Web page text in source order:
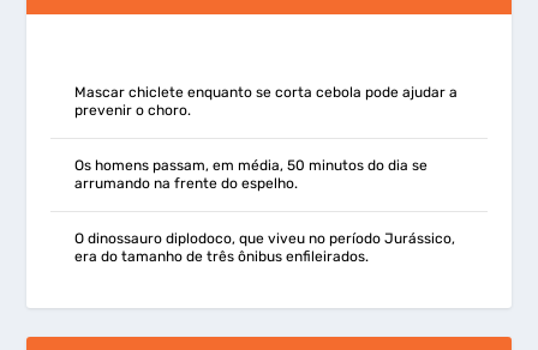
Mascar chiclete enquanto se corta cebola pode ajudar a
prevenir o choro.
Os homens passam, em média, 50 minutos do dia se
arrumando na frente do espelho.
O dinossauro diplodoco, que viveu no período Jurássico,
era do tamanho de três ônibus enfileirados.